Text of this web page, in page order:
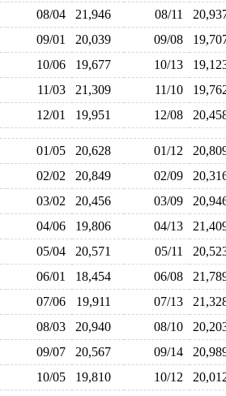
08/04 21,946 08/11
09/01 20,039 09/08
10/06 19,677 10/13
11/03 21,309 11/10
12/01 19,951 12/08
01/05 20,628 01/12
02/02 20,849 02/09
03/02 20,456 03/09
04/06 19,806 04/13
05/04 20,571 05/11
06/01 18,454 06/08
07/06 19,911 07/13
08/03 20,940 08/10
09/07 20,567 09/14
10/05 19,810 10/12